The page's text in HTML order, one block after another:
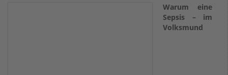
Warum eine
Sepsis – im
Volksmund